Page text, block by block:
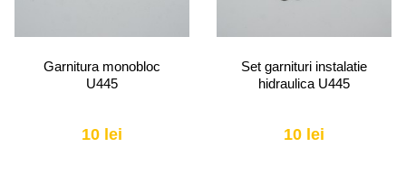
Garnitura monobloc
U445
10 lei
Set garnituri instalatie
hidraulica U445
10 lei